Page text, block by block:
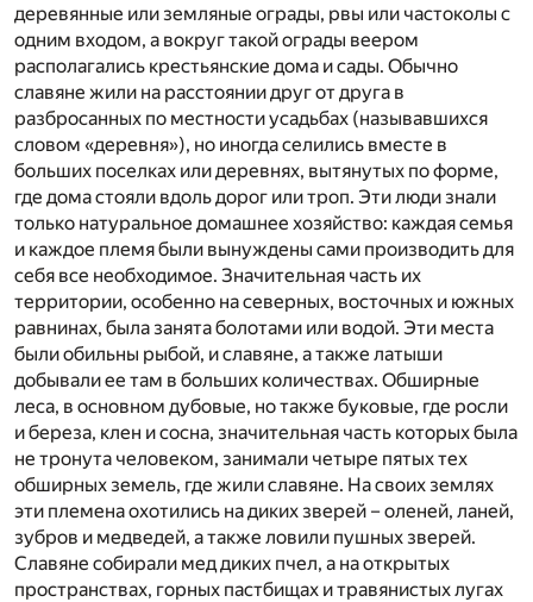
деревянные или земляные ограды, рвы или частоколы с
одним входом, а вокруг такой ограды веером
располагались крестьянские дома и сады. Обычно
славяне жили на расстоянии друг от друга в
разбросанных по местности усадьбах (называвшихся
словом «деревня»), но иногда селились вместе в
больших поселках или деревнях, вытянутых по форме,
где дома стояли вдоль дорог или троп. Эти люди знали
только натуральное домашнее хозяйство: каждая семья
и каждое племя были вынуждены сами производить для
себя все необходимое. Значительная часть их
территории, особенно на северных, восточных и южных
равнинах, была занята болотами или водой. Эти места
были обильны рыбой, и славяне, а также латыши
добывали ее там в больших количествах. Обширные
леса, в основном дубовые, но также буковые, где росли
и береза, клен и сосна, значительная часть которых была
не тронута человеком, занимали четыре пятых тех
обширных земель, где жили славяне. На своих землях
эти племена охотились на диких зверей – оленей, ланей,
зубров и медведей, а также ловили пушных зверей.
Славяне собирали мед диких пчел, а на открытых
пространствах, горных пастбищах и травянистых лугах